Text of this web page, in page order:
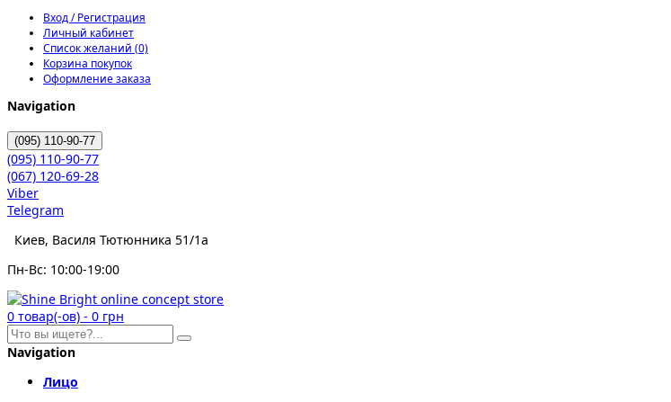
Вход / Регистрация
Личный кабинет
Список желаний (0)
Корзина покупок
Оформление заказа
Navigation
(095) 110-90-77
(095) 110-90-77
(067) 120-69-28
Viber
Telegram
Киев, Василя Тютюнника 51/1а
Пн-Вс: 10:00-19:00
0 товар(-ов) - 0 грн
Navigation
Лицо